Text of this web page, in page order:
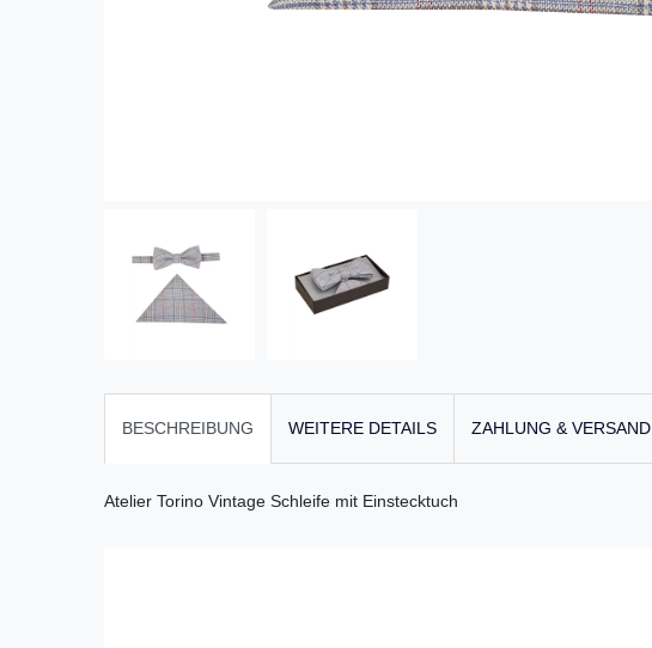
BESCHREIBUNG WEITERE DETAILS ZAHLUNG & VERSAND
Atelier Torino Vintage Schleife mit Einstecktuch